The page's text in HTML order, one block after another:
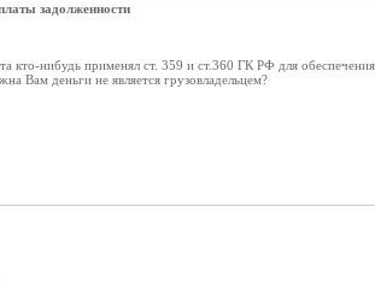
задолженности
кто-нибудь применял ст. 359 и ст.360 ГК РФ для
Вам деньги не является грузовладельцем?